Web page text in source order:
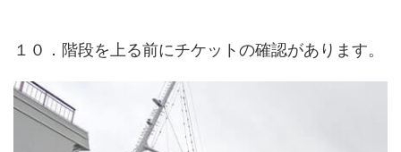
１０．階段を上る前にチケットの確認があります。